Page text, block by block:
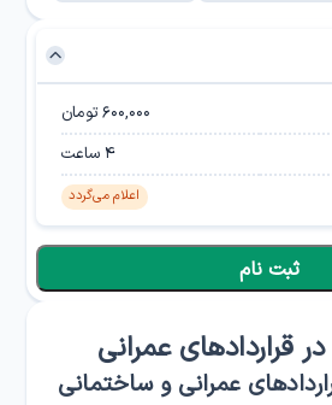
قراردادهای عمرانی
عمرانی و ساختمانی
۶۰۰,۰۰۰ تومان
4 ساعت
اعلام می‌گردد
ثبت نام